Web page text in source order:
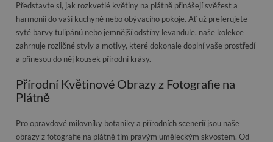
Představte si, jak rozkvetlé květiny na plátně přinášejí svěžest a
harmonii do vaší kuchyně nebo obývacího pokoje. Ať už preferujete
syté barvy tulipánů nebo jemnější odstíny levandule, naše kolekce
zahrnuje rozličné styly a motivy, které dokonale doplní vaše prostředí
a přinesou do něj kousek přírodní krásy.
Přírodní Květinové Obrazy z Fotografie na
Plátně
Pro opravdové milovníky botaniky a přírodních scenerií jsou naše
obrazy z fotografie na plátně tím pravým uměleckým skvostem. Od